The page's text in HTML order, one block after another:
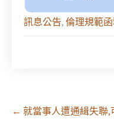
訊息公告,倫理規範
Post
navigation
← 就當事人遭通緝失聯,